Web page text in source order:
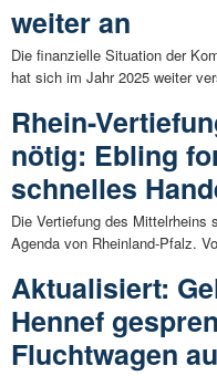
weiter an
Die finanzielle Situation der
hat sich im Jahr 2025 weiter
Rhein-
nötig: Ebling
schnelles
Die Vertiefung des Mittelrheins
Agenda von Rheinland-Pfalz.
Aktualisiert:
Hennef
Fluchtwagen